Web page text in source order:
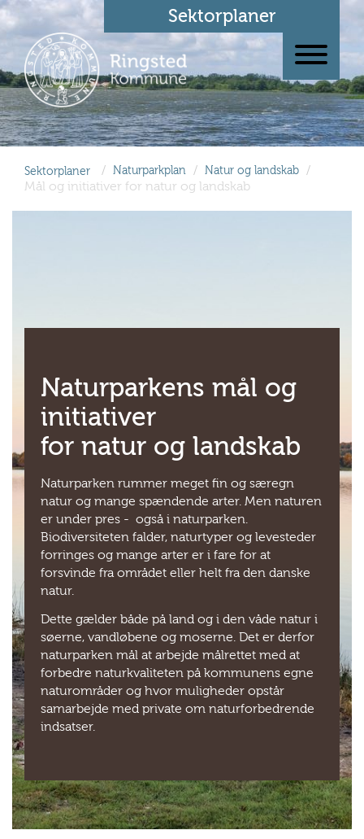
Sektorplaner
Sektorplaner / Naturparkplan / Natur og landskab /
Mål og initiativer for natur og landskab
Naturparkens mål og
initiativer
for natur og landskab
Naturparken rummer meget fin og særegn
natur og mange spændende arter. Men naturen
er under pres - også i naturparken.
Biodiversiteten falder, naturtyper og levesteder
forringes og mange arter er i fare for at
forsvinde fra området eller helt fra den danske
natur.
Dette gælder både på land og i den våde natur i
søerne, vandløbene og moserne. Det er derfor
naturparken mål at arbejde målrettet med at
forbedre naturkvaliteten på kommunens egne
naturområder og hvor muligheder opstår
samarbejde med private om naturforbedrende
indsatser.